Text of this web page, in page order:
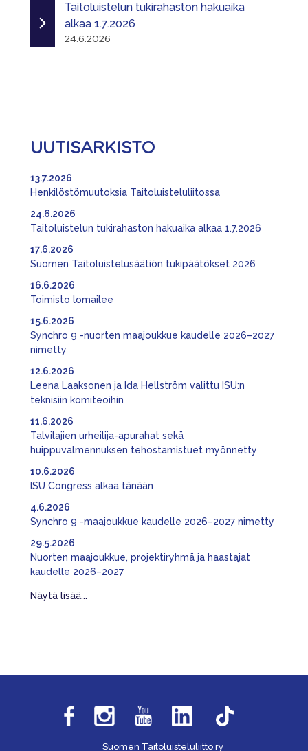
Taitoluistelun tukirahaston hakuaika
alkaa 1.7.2026
24.6.2026
UUTISARKISTO
Henkilöstömuutoksia Taitoluisteluliitossa
13.7.2026
Taitoluistelun tukirahaston hakuaika alkaa 1.7.2026
24.6.2026
Suomen Taitoluistelusäätiön tukipäätökset 2026
17.6.2026
Toimisto lomailee
16.6.2026
Synchro 9 -nuorten maajoukkue kaudelle 2026–2027
nimetty
15.6.2026
Leena Laaksonen ja Ida Hellström valittu ISU:n
teknisiin komiteoihin
12.6.2026
Talvilajien urheilija-apurahat sekä
huippuvalmennuksen tehostamistuet myönnetty
11.6.2026
ISU Congress alkaa tänään
10.6.2026
Synchro 9 -maajoukkue kaudelle 2026–2027 nimetty
4.6.2026
Nuorten maajoukkue, projektiryhmä ja haastajat
kaudelle 2026–2027
29.5.2026
Näytä lisää...
Suomen Taitoluisteluliitto ry